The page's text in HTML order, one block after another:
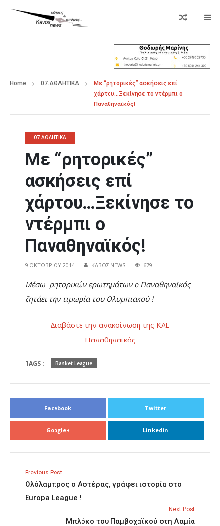
Home 07.ΑΘΛΗΤΙΚΑ
Με “ρητορικές” ασκήσεις επί
χάρτου…Ξεκίνησε το ντέρμπι ο
Παναθηναϊκός!
07.ΑΘΛΗΤΙΚΑ
Με “ρητορικές”
ασκήσεις επί
χάρτου…Ξεκίνησε το
ντέρμπι ο
Παναθηναϊκός!
9 ΟΚΤΩΒΡΊΟΥ 2014 ΚΑΒΟΣ NEWS 679
Μέσω ρητορικών ερωτημάτων ο Παναθηναϊκός
ζητάει την τιμωρία του Ολυμπιακού !
Διαβάστε την ανακοίνωση της ΚΑΕ
Παναθηναϊκός
TAGS : Basket League
Facebook Twitter
Google+ Linkedin
Previous Post
Ολόλαμπρος ο Αστέρας, γράφει ιστορία στο
Europa League !
Next Post
Μπλόκο του Παμβοχαϊκού στη Λαμία